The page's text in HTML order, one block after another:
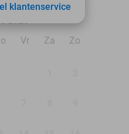
Vr Za Zo
klantenservice